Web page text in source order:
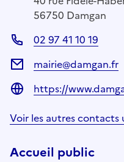
56750 Damgan
02 97 41 10 19
mairie@damgan.fr
https://
Voir les autres contacts
Accueil public